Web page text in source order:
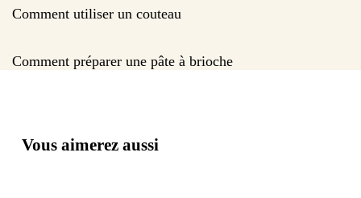
Comment utiliser un couteau
Comment préparer une pâte à brioche
Vous aimerez aussi